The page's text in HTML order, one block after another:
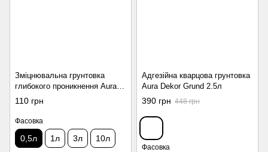
Зміцнювальна грунтовка
глибокого проникнення Aura
GammaGrund 1:5 концентрат
110 грн
Фасовка
0,5л 1л 3л 10л
Адгезійна кварцова грунтовка
Aura Dekor Grund 2.5л
390 грн 448 грн
Фасовка